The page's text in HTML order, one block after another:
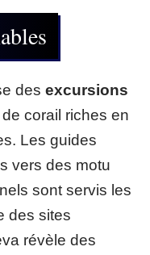
des excursions
corail riches en
Les guides
vers des motu
sont servis les
des sites
révèle des